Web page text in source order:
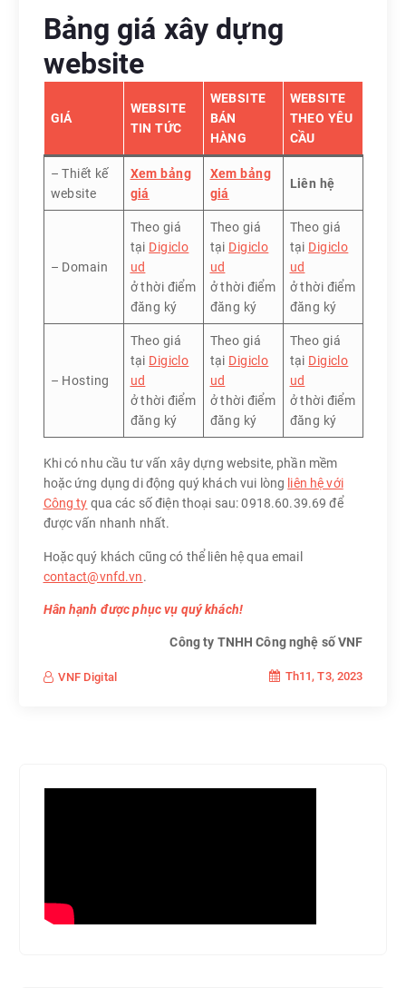
Bảng giá xây dựng
website
GIÁ
WEBSITE
TIN TỨC
WEBSITE
BÁN
HÀNG
WEBSITE
THEO YÊU
CẦU
– Thiết kế
website
Xem bảng
giá
Xem bảng
giá
Liên hệ
– Domain
Theo giá
tại Digiclo
ud
ở thời điểm
đăng ký
Theo giá
tại Digiclo
ud
ở thời điểm
đăng ký
Theo giá
tại Digiclo
ud
ở thời điểm
đăng ký
– Hosting
Theo giá
tại Digiclo
ud
ở thời điểm
đăng ký
Theo giá
tại Digiclo
ud
ở thời điểm
đăng ký
Theo giá
tại Digiclo
ud
ở thời điểm
đăng ký
Khi có nhu cầu tư vấn xây dựng website, phần mềm
hoặc ứng dụng di động quý khách vui lòng liên hệ với
Công ty qua các số điện thoại sau: 0918.60.39.69 để
được vấn nhanh nhất.
Hoặc quý khách cũng có thể liên hệ qua email
contact@vnfd.vn.
Hân hạnh được phục vụ quý khách!
Công ty TNHH Công nghệ số VNF
VNF Digital Th11, T3, 2023